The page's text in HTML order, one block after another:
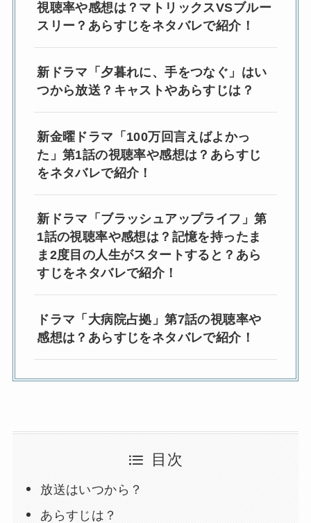
視聴率や感想は？マトリックスVSブルー
スリー？あらすじをネタバレで紹介！
新ドラマ「夕暮れに、手をつなぐ」はい
つから放送？キャストやあらすじは？
新金曜ドラマ「100万回言えばよかっ
た」第1話の視聴率や感想は？あらすじ
をネタバレで紹介！
新ドラマ「ブラッシュアップライフ」第
1話の視聴率や感想は？記憶を持ったま
ま2度目の人生がスタートすると？あら
すじをネタバレで紹介！
ドラマ「大病院占拠」第7話の視聴率や
感想は？あらすじをネタバレで紹介！
目次
放送はいつから？
あらすじは？